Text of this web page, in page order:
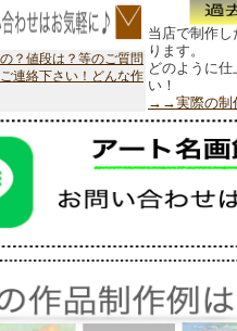
？値段は？等のご質問
連絡下さい！どんな作
当店で制作
ります。
どのように
い！
→→実際の制